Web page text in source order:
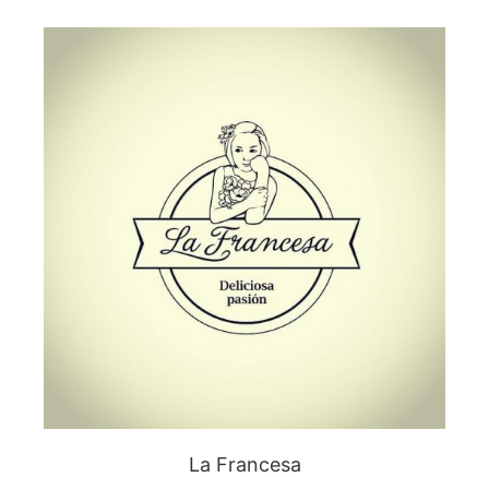
La Francesa